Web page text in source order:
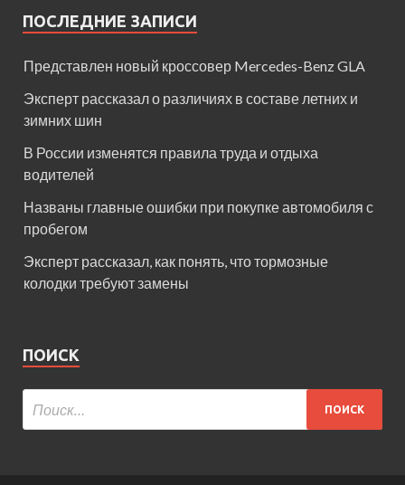
ПОСЛЕДНИЕ ЗАПИСИ
Представлен новый кроссовер Mercedes-Benz GLA
Эксперт рассказал о различиях в составе летних и
зимних шин
В России изменятся правила труда и отдыха
водителей
Названы главные ошибки при покупке автомобиля с
пробегом
Эксперт рассказал, как понять, что тормозные
колодки требуют замены
ПОИСК